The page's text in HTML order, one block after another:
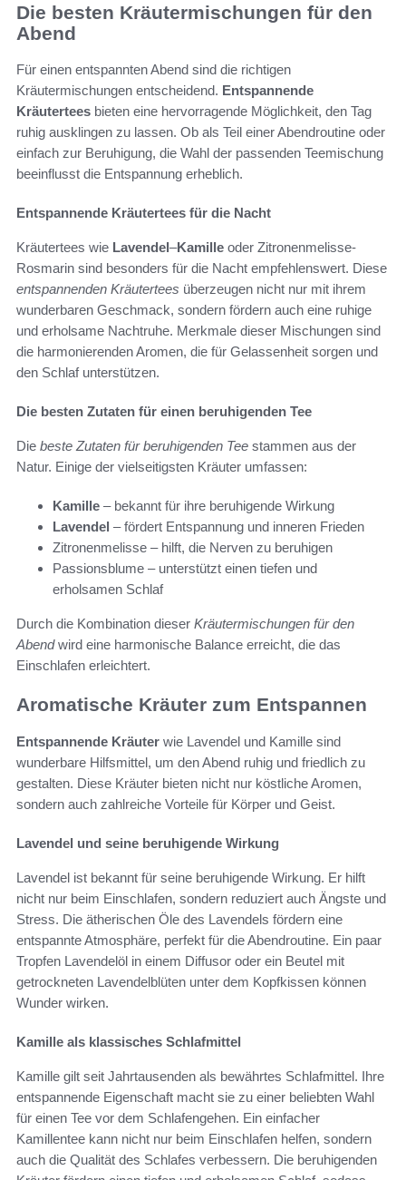
Die besten Kräutermischungen für den
Abend
Für einen entspannten Abend sind die richtigen
Kräutermischungen entscheidend. Entspannende
Kräutertees bieten eine hervorragende Möglichkeit, den Tag
ruhig ausklingen zu lassen. Ob als Teil einer Abendroutine oder
einfach zur Beruhigung, die Wahl der passenden Teemischung
beeinflusst die Entspannung erheblich.
Entspannende Kräutertees für die Nacht
Kräutertees wie Lavendel–Kamille oder Zitronenmelisse-
Rosmarin sind besonders für die Nacht empfehlenswert. Diese
entspannenden Kräutertees überzeugen nicht nur mit ihrem
wunderbaren Geschmack, sondern fördern auch eine ruhige
und erholsame Nachtruhe. Merkmale dieser Mischungen sind
die harmonierenden Aromen, die für Gelassenheit sorgen und
den Schlaf unterstützen.
Die besten Zutaten für einen beruhigenden Tee
Die beste Zutaten für beruhigenden Tee stammen aus der
Natur. Einige der vielseitigsten Kräuter umfassen:
Kamille – bekannt für ihre beruhigende Wirkung
Lavendel – fördert Entspannung und inneren Frieden
Zitronenmelisse – hilft, die Nerven zu beruhigen
Passionsblume – unterstützt einen tiefen und
erholsamen Schlaf
Durch die Kombination dieser Kräutermischungen für den
Abendwird eine harmonische Balance erreicht, die das
Einschlafen erleichtert.
Aromatische Kräuter zum Entspannen
Entspannende Kräuter wie Lavendel und Kamille sind
wunderbare Hilfsmittel, um den Abend ruhig und friedlich zu
gestalten. Diese Kräuter bieten nicht nur köstliche Aromen,
sondern auch zahlreiche Vorteile für Körper und Geist.
Lavendel und seine beruhigende Wirkung
Lavendel ist bekannt für seine beruhigende Wirkung. Er hilft
nicht nur beim Einschlafen, sondern reduziert auch Ängste und
Stress. Die ätherischen Öle des Lavendels fördern eine
entspannte Atmosphäre, perfekt für die Abendroutine. Ein paar
Tropfen Lavendelöl in einem Diffusor oder ein Beutel mit
getrockneten Lavendelblüten unter dem Kopfkissen können
Wunder wirken.
Kamille als klassisches Schlafmittel
Kamille gilt seit Jahrtausenden als bewährtes Schlafmittel. Ihre
entspannende Eigenschaft macht sie zu einer beliebten Wahl
für einen Tee vor dem Schlafengehen. Ein einfacher
Kamillentee kann nicht nur beim Einschlafen helfen, sondern
auch die Qualität des Schlafes verbessern. Die beruhigenden